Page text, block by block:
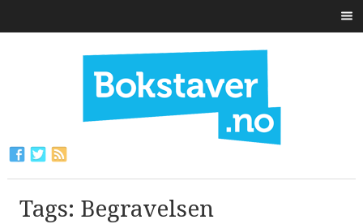
Tags: Begravelsen